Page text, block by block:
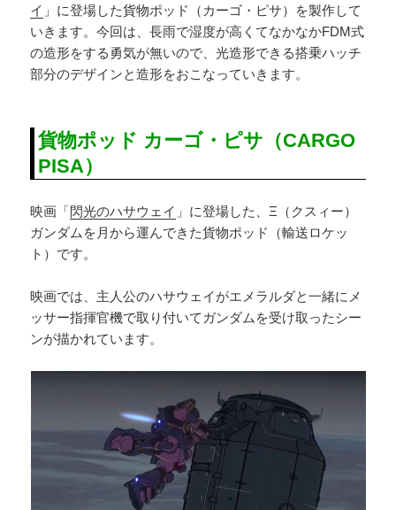
イ 」に登場した貨物ポッド（カーゴ・ピサ）を製作して
いきます。今回は、長雨で湿度が高くてなかなかFDM式
の造形をする勇気が無いので、光造形できる搭乗ハッチ
部分のデザインと造形をおこなっていきます。
貨物ポッド カーゴ・ピサ（CARGO
PISA）
映画「 閃光のハサウェイ 」に登場した、Ξ（クスィー）
ガンダムを月から運んできた貨物ポッド（輸送ロケッ
ト）です。
映画では、主人公のハサウェイがエメラルダと一緒にメ
ッサー指揮官機で取り付いてガンダムを受け取ったシー
ンが描かれています。